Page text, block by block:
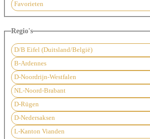
Favorieten
Regio's
D/B Eifel (Duitsland/België)
B-Ardennes
D-Noordrijn-Westfalen
NL-Noord-Brabant
D-Rügen
D-Nedersaksen
L-Kanton Vianden